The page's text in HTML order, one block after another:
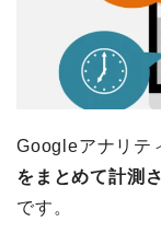
Googleアナリテ
をまとめて計測
です。